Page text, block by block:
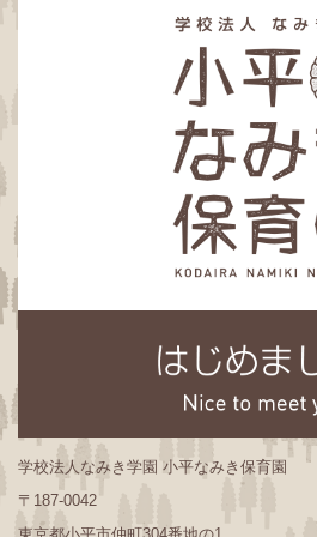
学校法人なみき学園 小平なみき保育園
〒187-0042